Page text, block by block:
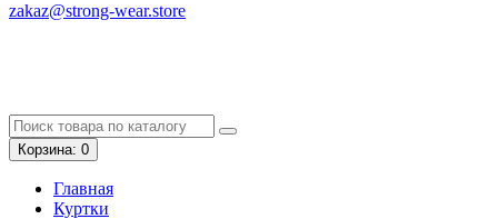
zakaz@strong-wear.store
Корзина: 0
Главная
Куртки